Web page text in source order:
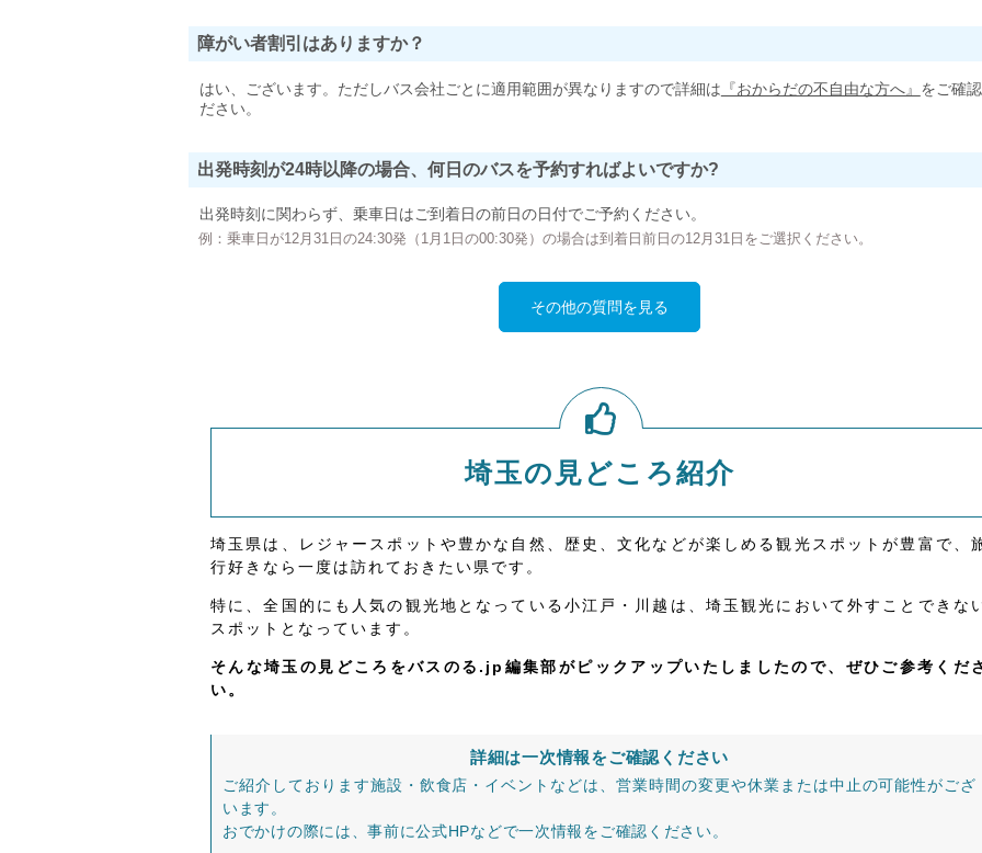
障がい者割引はありますか？
はい、ございます。ただしバス会社ごとに適用範囲が異なりますので詳細は 『おからだの不自由な方へ』 をご確
ださい。
出発時刻が24時以降の場合、何日のバスを予約すればよいですか?
出発時刻に関わらず、乗車日はご到着日の前日の日付でご予約ください。
例：乗車日が12月31日の24:30発（1月1日の00:30発）の場合は到着日前日の12月31日をご選択ください。
その他の質問を見る
埼玉の見どころ紹介
埼玉県は、レジャースポットや豊かな自然、歴史、文化などが楽しめる観光スポットが豊富で、
行好きなら一度は訪れておきたい県です。
特に、全国的にも人気の観光地となっている小江戸・川越は、埼玉観光において外すことできな
スポットとなっています。
そんな埼玉の見どころをバスのる.jp編集部がピックアップいたしましたので、ぜひご参考くだ
い。
詳細は一次情報をご確認ください
ご紹介しております施設・飲食店・イベントなどは、営業時間の変更や休業または中止の可能性がござ
います。
おでかけの際には、事前に公式HPなどで一次情報をご確認ください。